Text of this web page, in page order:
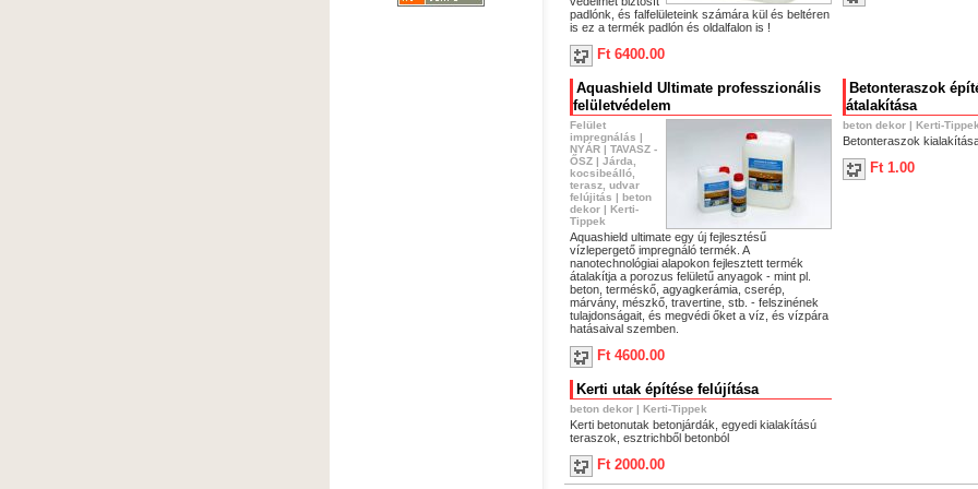
padlónk, és falfelületeink számára kül és beltéren
is ez a termék padlón és oldalfalon is !
Ft 6400.00
Aquashield Ultimate professzionális
felületvédelem
Felület
impregnálás |
NYÁR| TAVASZ -
ŐSZ| Járda,
kocsibeálló,
terasz, udvar
felújitás | beton
dekor| Kerti-
Tippek
Aquashield ultimate egy új fejlesztésű
vízlepergető impregnáló termék. A
nanotechnológiai alapokon fejlesztett termék
átalakítja a porozus felületű anyagok - mint pl.
beton, terméskő, agyagkerámia, cserép,
márvány, mészkő, travertine, stb. - felszinének
tulajdonságait, és megvédi őket a víz, és vízpára
hatásaival szemben.
Ft 4600.00
Betonteraszok
átalakítása
beton dekor| Kerti-Tippek
Betonteraszok
Ft 1.00
Kerti utak építése felújítása
beton dekor| Kerti-Tippek
Kerti betonutak betonjárdák, egyedi kialakítású
teraszok, esztrichből betonból
Ft 2000.00